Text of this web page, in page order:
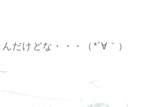
だけどな・・・（*´∀｀）